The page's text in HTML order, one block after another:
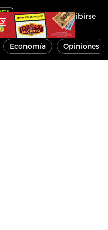
Inscribirse
Economía Opiniones